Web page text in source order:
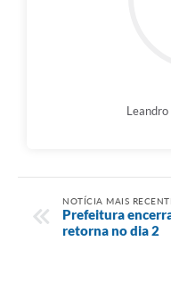
NOTÍCIA MAIS
Prefeitura
retorna no dia 2